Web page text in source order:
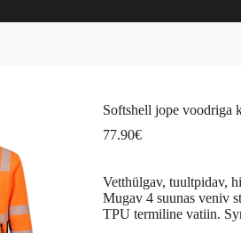
the
Softshell jope voodriga
77.90€
Vetthülgav, tuultpidav,
Mugav 4 suunas veniv
TPU termiline vatiin.